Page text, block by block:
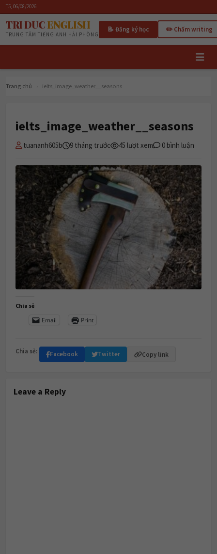
T5, 06/08/2026
TRI DUCENGLISH
TRUNG TÂM TIẾNG ANH HẢI PHÒNG
📝 Đăng ký học ✏️ Chấm writing
Trang chủ ielts_image_weather__seasons
ielts_image_weather__seasons
tuananh605b 9 tháng trước 45 lượt xem 0 bình luận
Chia sẻ
Email Print
Chia sẻ: Facebook Twitter Copy link
Leave a Reply